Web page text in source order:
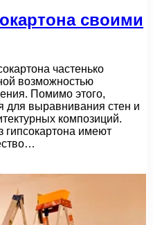
своими
частенько
возможностью
Помимо этого,
для выравнивания стен и
композиций.
гипсокартона имеют